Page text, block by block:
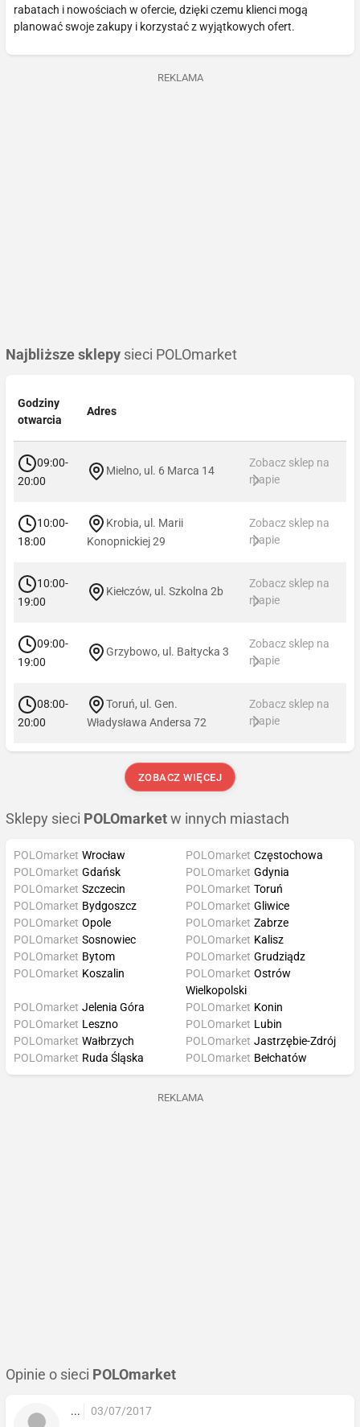
rabatach i nowościach w ofercie, dzięki czemu klienci mogą
planować swoje zakupy i korzystać z wyjątkowych ofert.
REKLAMA
Najbliższe sklepy sieci POLOmarket
Godziny
otwarcia
Adres
09:00-
20:00
Mielno, ul. 6 Marca 14
Zobacz sklep na
mapie
10:00-
18:00
Krobia, ul. Marii
Konopnickiej 29
Zobacz sklep na
mapie
10:00-
19:00
Kiełczów, ul. Szkolna 2b
Zobacz sklep na
mapie
09:00-
19:00
Grzybowo, ul. Bałtycka 3
Zobacz sklep na
mapie
08:00-
20:00
Toruń, ul. Gen.
Władysława Andersa 72
Zobacz sklep na
mapie
ZOBACZ WIĘCEJ
Sklepy sieci POLOmarket w innych miastach
POLOmarket Wrocław
POLOmarket Gdańsk
POLOmarket Szczecin
POLOmarket Bydgoszcz
POLOmarket Częstochowa
POLOmarket Gdynia
POLOmarket Toruń
POLOmarket Gliwice
POLOmarket Opole
POLOmarket Sosnowiec
POLOmarket Bytom
POLOmarket Koszalin
POLOmarket Zabrze
POLOmarket Kalisz
POLOmarket Grudziądz
POLOmarket Ostrów
Wielkopolski
POLOmarket Jelenia Góra
POLOmarket Leszno
POLOmarket Wałbrzych
POLOmarket Ruda Śląska
POLOmarket Konin
POLOmarket Lubin
POLOmarket Jastrzębie-Zdrój
POLOmarket Bełchatów
REKLAMA
Opinie o sieci POLOmarket
... 03/07/2017